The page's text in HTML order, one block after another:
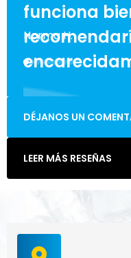
funciona
Norma H.
DÉJANOS UN
LEER MÁS RESEÑAS